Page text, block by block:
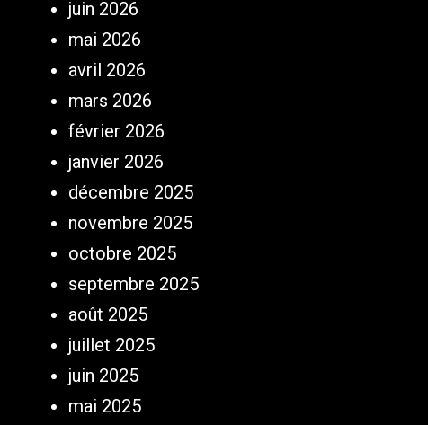
juin 2026
mai 2026
avril 2026
mars 2026
février 2026
janvier 2026
décembre 2025
novembre 2025
octobre 2025
septembre 2025
août 2025
juillet 2025
juin 2025
mai 2025